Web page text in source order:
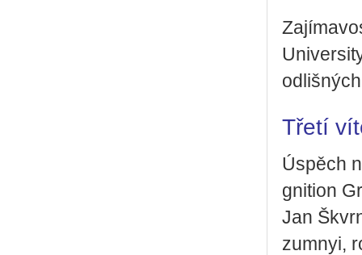
Třetí
Úspěch
gni­ti­on
Jan
zum­nyi,